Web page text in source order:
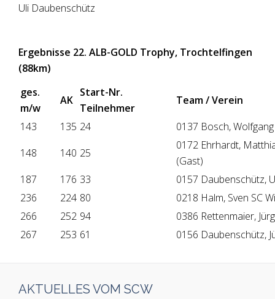
Uli Daubenschütz
Ergebnisse 22. ALB-GOLD Trophy, Trochtelfingen
(88km)
ges.
m/w
AK
Start-Nr.
Teilnehmer
Team / Verein
143
135 24
0137 Bosch,
148
140 25
0172 Ehrhardt,
(Gast)
187
176 33
0157 Daubenschütz,
236
224 80
0218 Halm, Sven SC
266
252 94
0386 Rettenmaier,
267
253 61 0156 Daubenschütz,
AKTUELLES VOM SCW